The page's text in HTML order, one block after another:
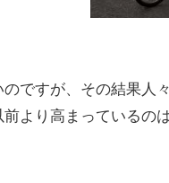
ですが、その結果人
より高まっているの